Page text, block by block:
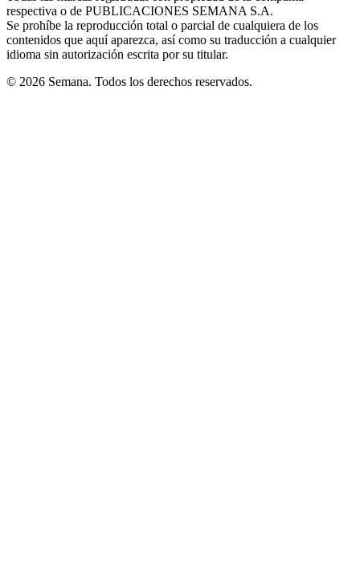
window
respectiva o de PUBLICACIONES SEMANA S.A.
Se prohíbe la reproducción total o parcial de cualquiera de los
contenidos que aquí aparezca, así como su traducción a cualquier
idioma sin autorización escrita por su titular.
© 2026 Semana. Todos los derechos reservados.